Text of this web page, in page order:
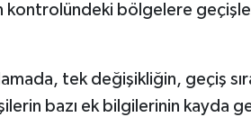
kontrolündeki bölgelere
tek değişikliğin, geçiş
bazı ek bilgilerinin kayda